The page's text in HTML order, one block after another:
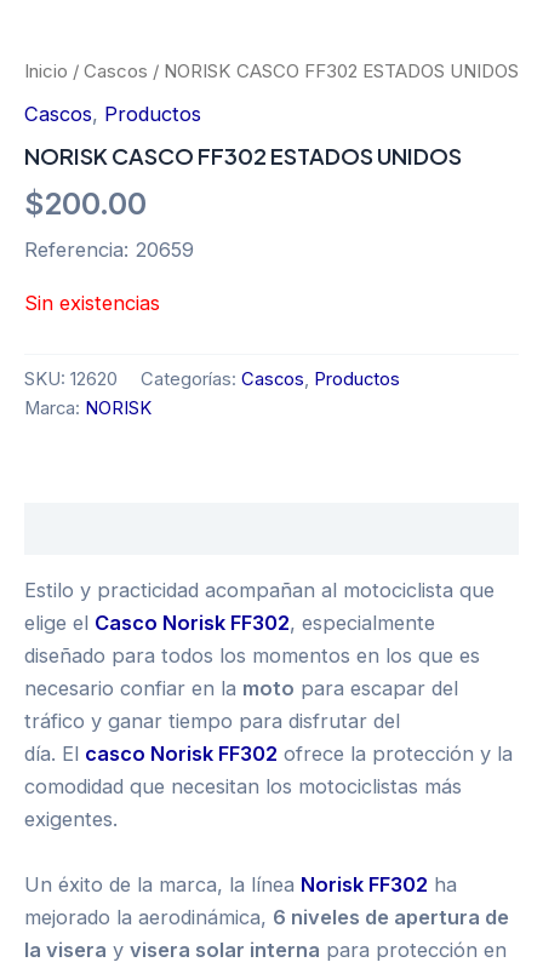
Inicio / Cascos / NORISK CASCO FF302 ESTADOS UNIDOS
Cascos, Productos
NORISK CASCO FF302 ESTADOS UNIDOS
$200.00
Referencia: 20659
Sin existencias
SKU: 12620 Categorías: Cascos, Productos
Marca: NORISK
Estilo y practicidad acompañan al motociclista que
elige el Casco Norisk FF302, especialmente
diseñado para todos los momentos en los que es
necesario confiar en la moto para escapar del
tráfico y ganar tiempo para disfrutar del
día. El casco Norisk FF302 ofrece la protección y la
comodidad que necesitan los motociclistas más
exigentes.
Un éxito de la marca, la línea Norisk FF302 ha
mejorado la aerodinámica, 6 niveles de apertura de
la visera y visera solar interna para protección en